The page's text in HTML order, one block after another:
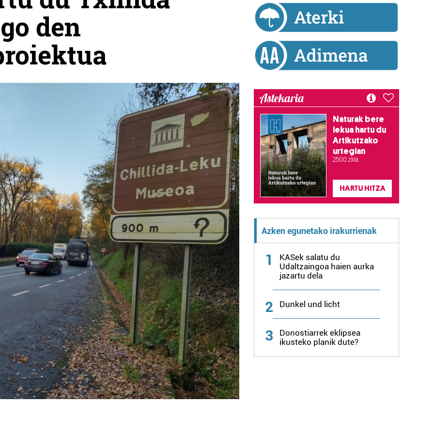
den
Astekaria
Naturak bere
lekua hartu du
Artikutzako
urtegian
2.500 zkia.
HARTU HITZA
Azken egunetako irakurrienak
1
KASek salatu du
Udaltzaingoa haien aurka
jazartu dela
2 Dunkel und licht
3
Donostiarrek eklipsea
ikusteko planik dute?